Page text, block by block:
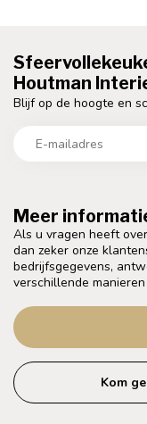
Meer
Als u vragen heeft
dan zeker onze
bedrijfsgegevens,
verschillende
Kom
Houtman
Blijf op de hoogte en